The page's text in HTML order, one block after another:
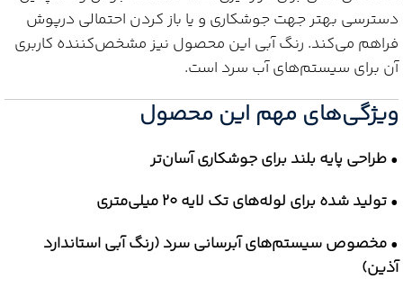
دسترسی بهتر جهت جوشکاری و یا باز کردن احتمالی درپوش
فراهم می‌کند. رنگ آبی این محصول نیز مشخص‌کننده کاربری
آن برای سیستم‌های آب سرد است.
ویژگی‌های مهم این محصول
•طراحی پایه بلند برای جوشکاری آسان‌تر
•تولید شده برای لوله‌های تک لایه 20 میلی‌متری
•مخصوص سیستم‌های آبرسانی سرد (رنگ آبی استاندارد
آذین)